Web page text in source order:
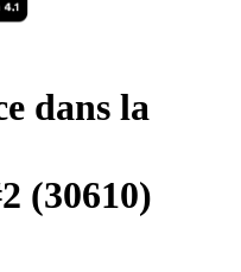
dans la
(30610)